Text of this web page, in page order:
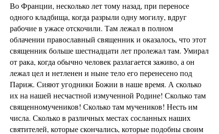
Во Франции, несколько лет тому назад, при переносе
одного кладбища, когда разрыли одну могилу, вдруг
рабочие в ужасе отскочили. Там лежал в полном
облачении православный священник и оказалось, что этот
священник больше шестнадцати лет пролежал там. Умирал
от рака, когда обычно человек разлагается заживо, а он
лежал цел и нетленен и ныне тело его перенесено под
Париж. Сияют угодники Божии в наше время. А сколько
их на нашей несчастной измученной Родине! Сколько там
священномучеников! Сколько там мучеников! Несть им
числа. Сколько в различных местах сосланных наших
святителей, которые скончались, которые подобны своим